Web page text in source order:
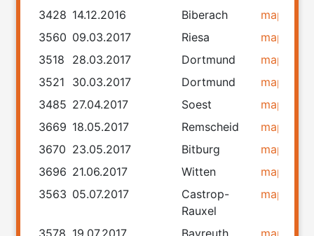
3428 14.12.2016 Biberach map
3560 09.03.2017 Riesa map
3518
28.03.2017 Dortmund map
3521
30.03.2017 Dortmund map
3485 27.04.2017 Soest map
3669 18.05.2017 Remscheid map
3670 23.05.2017 Bitburg map
3696 21.06.2017 Witten map
3563 05.07.2017
Castrop-
Rauxel
map
3578 19.07.2017 Bayreuth map